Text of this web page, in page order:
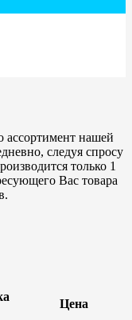
ассортимент нашей
следуя спросу
только 1
Вас товара
Цена